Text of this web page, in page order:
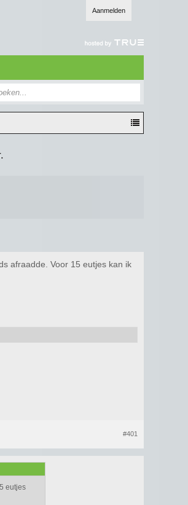
Aanmelden
afraadde. Voor 15 eutjes kan ik
#401
eutjes